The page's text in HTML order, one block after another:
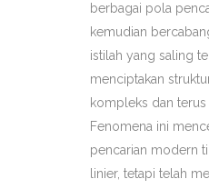
berbagai pola
kemudian
istilah yang saling
menciptakan
kompleks dan terus
Fenomena ini
pencarian modern
linier, tetapi telah